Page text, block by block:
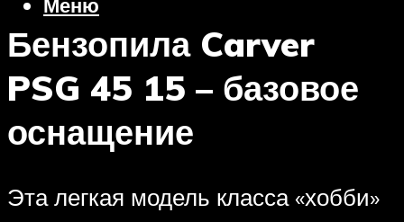
Бензопила Carver
PSG 45 15 – базовое
оснащение
Эта легкая модель класса «хобби»